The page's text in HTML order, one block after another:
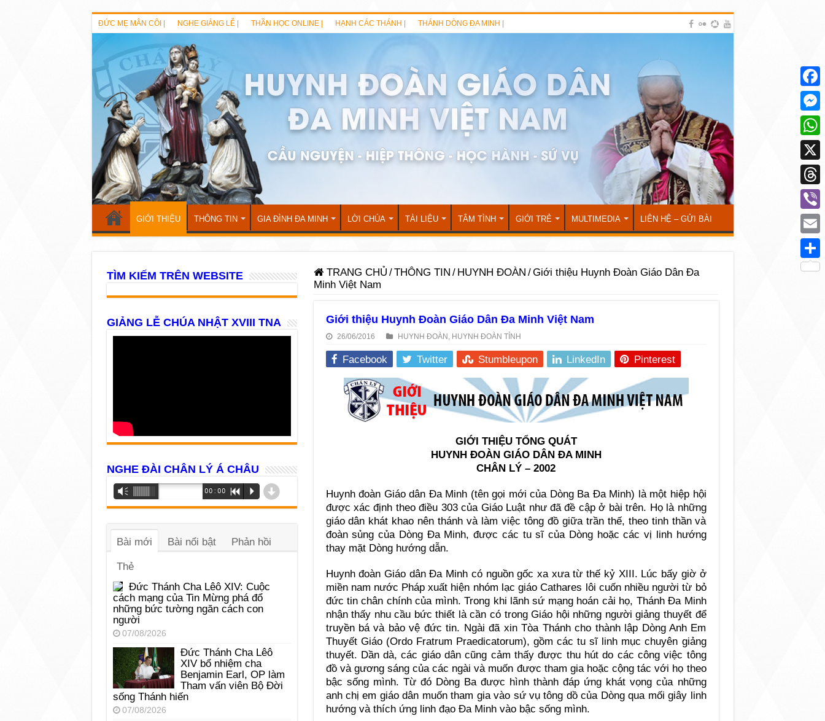
ĐỨC MẸ MÂN CÔI | NGHE GIẢNG LỄ | THẦN HỌC ONLINE | HẠNH CÁC THÁNH | THÁNH DÒNG ĐA MINH |
GIỚI THIỆU THÔNG TIN GIA ĐÌNH ĐA MINH LỜI CHÚA TÀI LIỆU TÂM TÌNH GIỚI TRẺ MULTIMEDIA LIÊN HỆ – GỬI BÀI
TRANG CHỦ /THÔNG TIN / HUYNH ĐOÀN /Giới thiệu Huynh Đoàn Giáo Dân Đa
Minh Việt Nam
Giới thiệu Huynh Đoàn Giáo Dân Đa Minh Việt Nam
26/06/2016 HUYNH ĐOÀN , HUYNH ĐOÀN TỈNH
Facebook Twitter Stumbleupon LinkedIn Pinterest
GIỚI THIỆU TỔNG QUÁT
HUYNH ÐOÀN GIÁO DÂN ÐA MINH
CHÂN LÝ – 2002
Huynh đoàn Giáo dân Ða Minh (tên gọi mới của Dòng Ba Ða Minh) là một hiệp hội
được xác định theo điều 303 của Giáo Luật như đã đề cập ở bài trên. Họ là những
giáo dân khát khao nên thánh và làm việc tông đồ giữa trần thế, theo tinh thần và
đoàn sủng của Dòng Ða Minh, được các tu sĩ của Dòng hoặc các vị linh hướng
thay mặt Dòng hướng dẫn.
Huynh đoàn Giáo dân Ða Minh có nguồn gốc xa xưa từ thế kỷ XIII. Lúc bấy giờ ở
miền nam nước Pháp xuất hiện nhóm lạc giáo Cathares lôi cuốn nhiều người từ bỏ
đức tin chân chính của mình. Trong khi lãnh sứ mạng hoán cải họ, Thánh Ða Minh
nhận thấy nhu cầu bức thiết là cần có trong Giáo hội những người giảng thuyết để
truyền bá và bảo vệ đức tin. Ngài đã xin Tòa Thánh cho thành lập Dòng Anh Em
Thuyết Giáo (Ordo Fratrum Praedicatorum), gồm các tu sĩ linh mục chuyên giảng
thuyết. Dần dà, các giáo dân cũng cảm thấy được thu hút do các công việc tông
đồ và gương sáng của các ngài và muốn được tham gia hoặc cộng tác với họ theo
bậc sống mình. Từ đó Dòng Ba được hình thành đáp ứng khát vọng của những
anh chị em giáo dân muốn tham gia vào sứ vụ tông dồ của Dòng qua mối giây linh
hướng và thích ứng linh đạo Ða Minh vào bậc sống mình.
TÌM KIẾM TRÊN WEBSITE
GIẢNG LỄ CHÚA NHẬT XVIII TNA
NGHE ĐÀI CHÂN LÝ Á CHÂU
Trình
phát
âm
Vm 00:00 R P d
Bài mới Bài nổi bật Phản hồi
Thẻ
Đức Thánh Cha Lêô XIV: Cuộc
cách mạng của Tin Mừng phá đổ
những bức tường ngăn cách con
người
07/08/2026
Đức Thánh Cha Lêô
XIV bổ nhiệm cha
Benjamin Earl, OP làm
Tham vấn viên Bộ Đời
sống Thánh hiến
07/08/2026
X
Viber